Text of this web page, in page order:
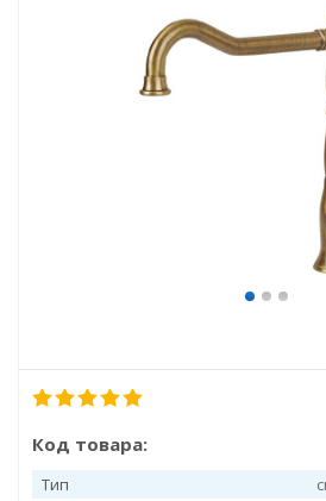
Код товара:
Тип